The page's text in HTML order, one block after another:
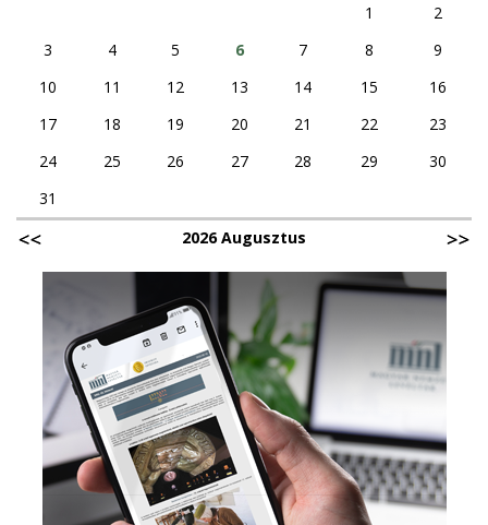
1
2
3
4 5 6 7 8
9
10
11 12 13 14 15
16
17
18 19 20 21 22
23
24
25 26 27 28 29
30
31
2026 Augusztus